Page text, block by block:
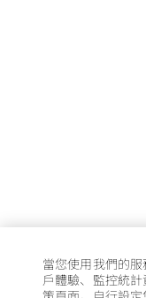
當您使用我們的
戶體驗、監控統